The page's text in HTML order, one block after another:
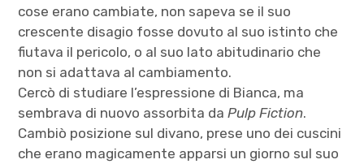
cose erano cambiate, non sapeva se il suo
crescente disagio fosse dovuto al suo istinto che
fiutava il pericolo, o al suo lato abitudinario che
non si adattava al cambiamento.
Cercò di studiare l’espressione di Bianca, ma
sembrava di nuovo assorbita daPulp Fiction.
Cambiò posizione sul divano, prese uno dei cuscini
che erano magicamente apparsi un giorno sul suo